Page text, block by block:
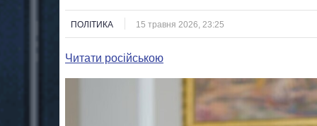
ПОЛІТИКА 15 травня 2026, 23:25
Читати російською